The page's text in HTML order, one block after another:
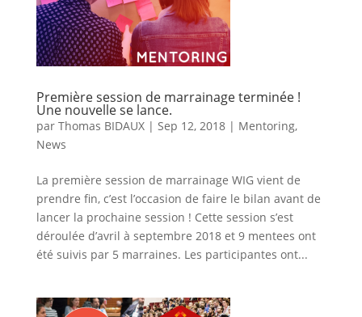
Première session de marrainage terminée !
Une nouvelle se lance.
par Thomas BIDAUX| Sep 12, 2018| Mentoring,
News
La première session de marrainage WIG vient de
prendre fin, c’est l’occasion de faire le bilan avant de
lancer la prochaine session ! Cette session s’est
déroulée d’avril à septembre 2018 et 9 mentees ont
été suivis par 5 marraines. Les participantes ont...